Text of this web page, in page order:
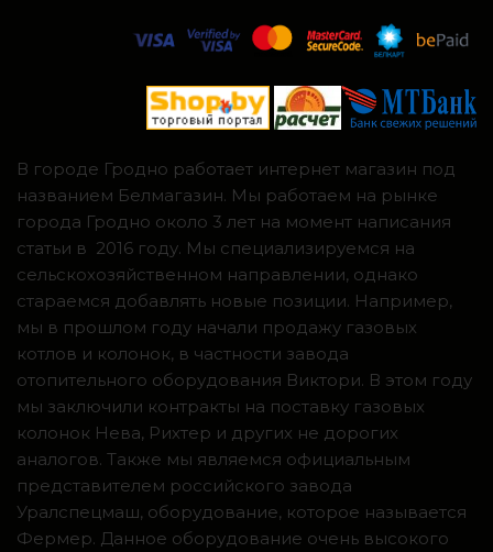
В городе Гродно работает интернет магазин под
названием Белмагазин. Мы работаем на рынке
города Гродно около 3 лет на момент написания
статьи в 2016 году. Мы специализируемся на
сельскохозяйственном направлении, однако
стараемся добавлять новые позиции. Например,
мы в прошлом году начали продажу газовых
котлов и колонок, в частности завода
отопительного оборудования Виктори. В этом году
мы заключили контракты на поставку газовых
колонок Нева, Рихтер и других не дорогих
аналогов. Также мы являемся официальным
представителем российского завода
Уралспецмаш, оборудование, которое называется
Фермер. Данное оборудование очень высокого